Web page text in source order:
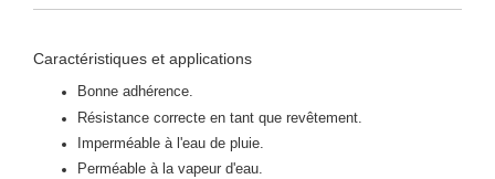
Caractéristiques et applications
Bonne adhérence.
Résistance correcte en tant que revêtement.
Imperméable à l'eau de pluie.
Perméable à la vapeur d'eau.